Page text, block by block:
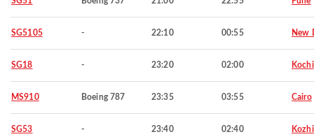
SG5105 - 22:10 00:55 New
SG18 - 23:20 02:00 Kochi
MS910 Boeing 787 23:35 03:55 Cairo
SG53 - 23:40 02:40